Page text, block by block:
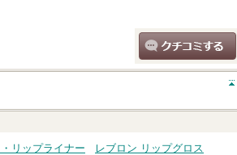
クチコミする
リップライナー
レブロン リップグロス